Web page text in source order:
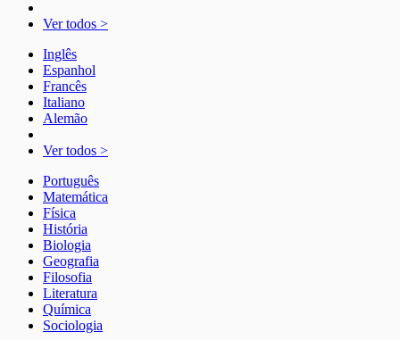
Ver todos >
Inglês
Espanhol
Francês
Italiano
Alemão
Ver todos >
Português
Matemática
Física
História
Biologia
Geografia
Filosofia
Literatura
Química
Sociologia